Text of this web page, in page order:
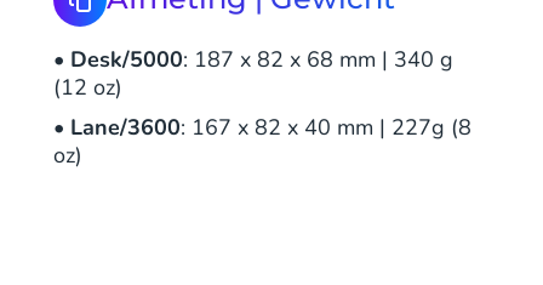
• Desk/5000: 187 x 82 x 68 mm | 340 g
(12 oz)
• Lane/3600: 167 x 82 x 40 mm | 227g (8
oz)